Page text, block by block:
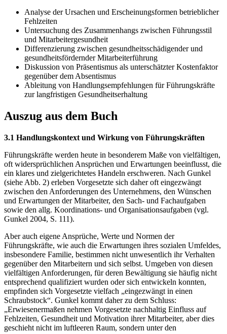
Analyse der Ursachen und Erscheinungsformen betrieblicher
Fehlzeiten
Untersuchung des Zusammenhangs zwischen Führungsstil
und Mitarbeitergesundheit
Differenzierung zwischen gesundheitsschädigender und
gesundheitsfördernder Mitarbeiterführung
Diskussion von Präsentismus als unterschätzter Kostenfaktor
gegenüber dem Absentismus
Ableitung von Handlungsempfehlungen für Führungskräfte
zur langfristigen Gesundheitserhaltung
Auszug aus dem Buch
3.1 Handlungskontext und Wirkung von Führungskräften
Führungskräfte werden heute in besonderem Maße von vielfältigen,
oft widersprüchlichen Ansprüchen und Erwartungen beeinflusst, die
ein klares und zielgerichtetes Handeln erschweren. Nach Gunkel
(siehe Abb. 2) erleben Vorgesetzte sich daher oft eingezwängt
zwischen den Anforderungen des Unternehmens, den Wünschen
und Erwartungen der Mitarbeiter, den Sach- und Fachaufgaben
sowie den allg. Koordinations- und Organisationsaufgaben (vgl.
Gunkel 2004, S. 111).
Aber auch eigene Ansprüche, Werte und Normen der
Führungskräfte, wie auch die Erwartungen ihres sozialen Umfeldes,
insbesondere Familie, bestimmen nicht unwesentlich ihr Verhalten
gegenüber den Mitarbeitern und sich selbst. Umgeben von diesen
vielfältigen Anforderungen, für deren Bewältigung sie häufig nicht
entsprechend qualifiziert wurden oder sich entwickeln konnten,
empfinden sich Vorgesetzte vielfach „eingezwängt in einen
Schraubstock“. Gunkel kommt daher zu dem Schluss:
„Erwiesenermaßen nehmen Vorgesetzte nachhaltig Einfluss auf
Fehlzeiten, Gesundheit und Motivation ihrer Mitarbeiter, aber dies
geschieht nicht im luftleeren Raum, sondern unter den